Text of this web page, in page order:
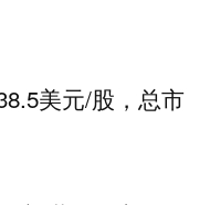
美元/股，总市